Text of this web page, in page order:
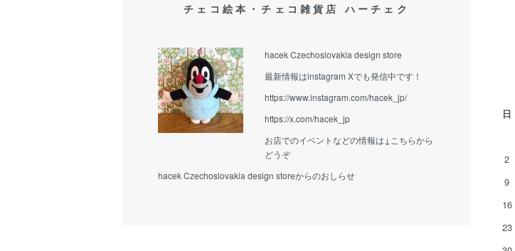
チェコ絵本・チェコ雑貨店 ハーチェク
hacek Czechoslovakia design store
最新情報はinstagram Xでも発信中です！
https://www.instagram.com/hacek_jp/
https://x.com/hacek_jp
お店でのイベントなどの情報は↓こちらから
どうぞ
hacek Czechoslovakia design storeからのおしらせ
日
2
9
16
23